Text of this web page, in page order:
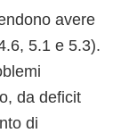
avere
5.1 e 5.3).
da deficit
di